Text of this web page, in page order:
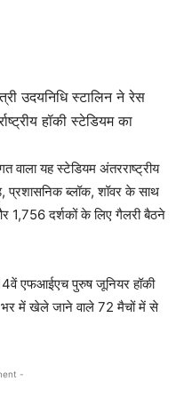
उदयनिधि स्टालिन ने रेस
हॉकी स्टेडियम का
वाला यह स्टेडियम अंतरराष्ट्रीय
प्रशासनिक ब्लॉक, शॉवर के साथ
1,756 दर्शकों के लिए गैलरी बैठने
एफआईएच पुरुष जूनियर हॉकी
में खेले जाने वाले 72 मैचों में से
-